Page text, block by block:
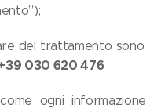
del trattamento sono:
030 620 476
ogni informazione